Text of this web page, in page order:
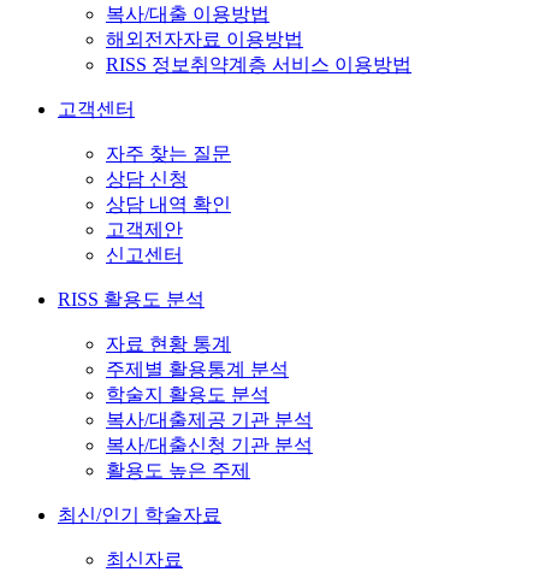
복사/대출 이용방법
해외전자자료 이용방법
RISS 정보취약계층 서비스 이용방법
고객센터
자주 찾는 질문
상담 신청
상담 내역 확인
고객제안
신고센터
RISS 활용도 분석
자료 현황 통계
주제별 활용통계 분석
학술지 활용도 분석
복사/대출제공 기관 분석
복사/대출신청 기관 분석
활용도 높은 주제
최신/인기 학술자료
최신자료